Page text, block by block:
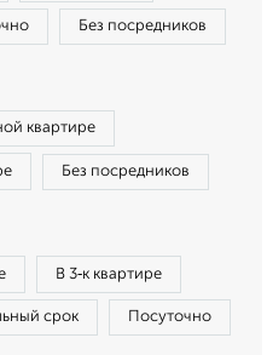
Без посредников
квартире
Без посредников
В 3‑к квартире
срок Посуточно